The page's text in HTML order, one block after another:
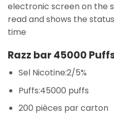
electronic screen on the
read and shows the
time
Razz bar 45000
Sel Nicotine:2/5%
Puffs:45000 puffs
200 pièces par carton